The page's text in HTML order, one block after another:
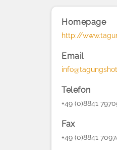
Homepage
http://
Email
Telefon
+49 (0)8841
Fax
+49 (0)8841